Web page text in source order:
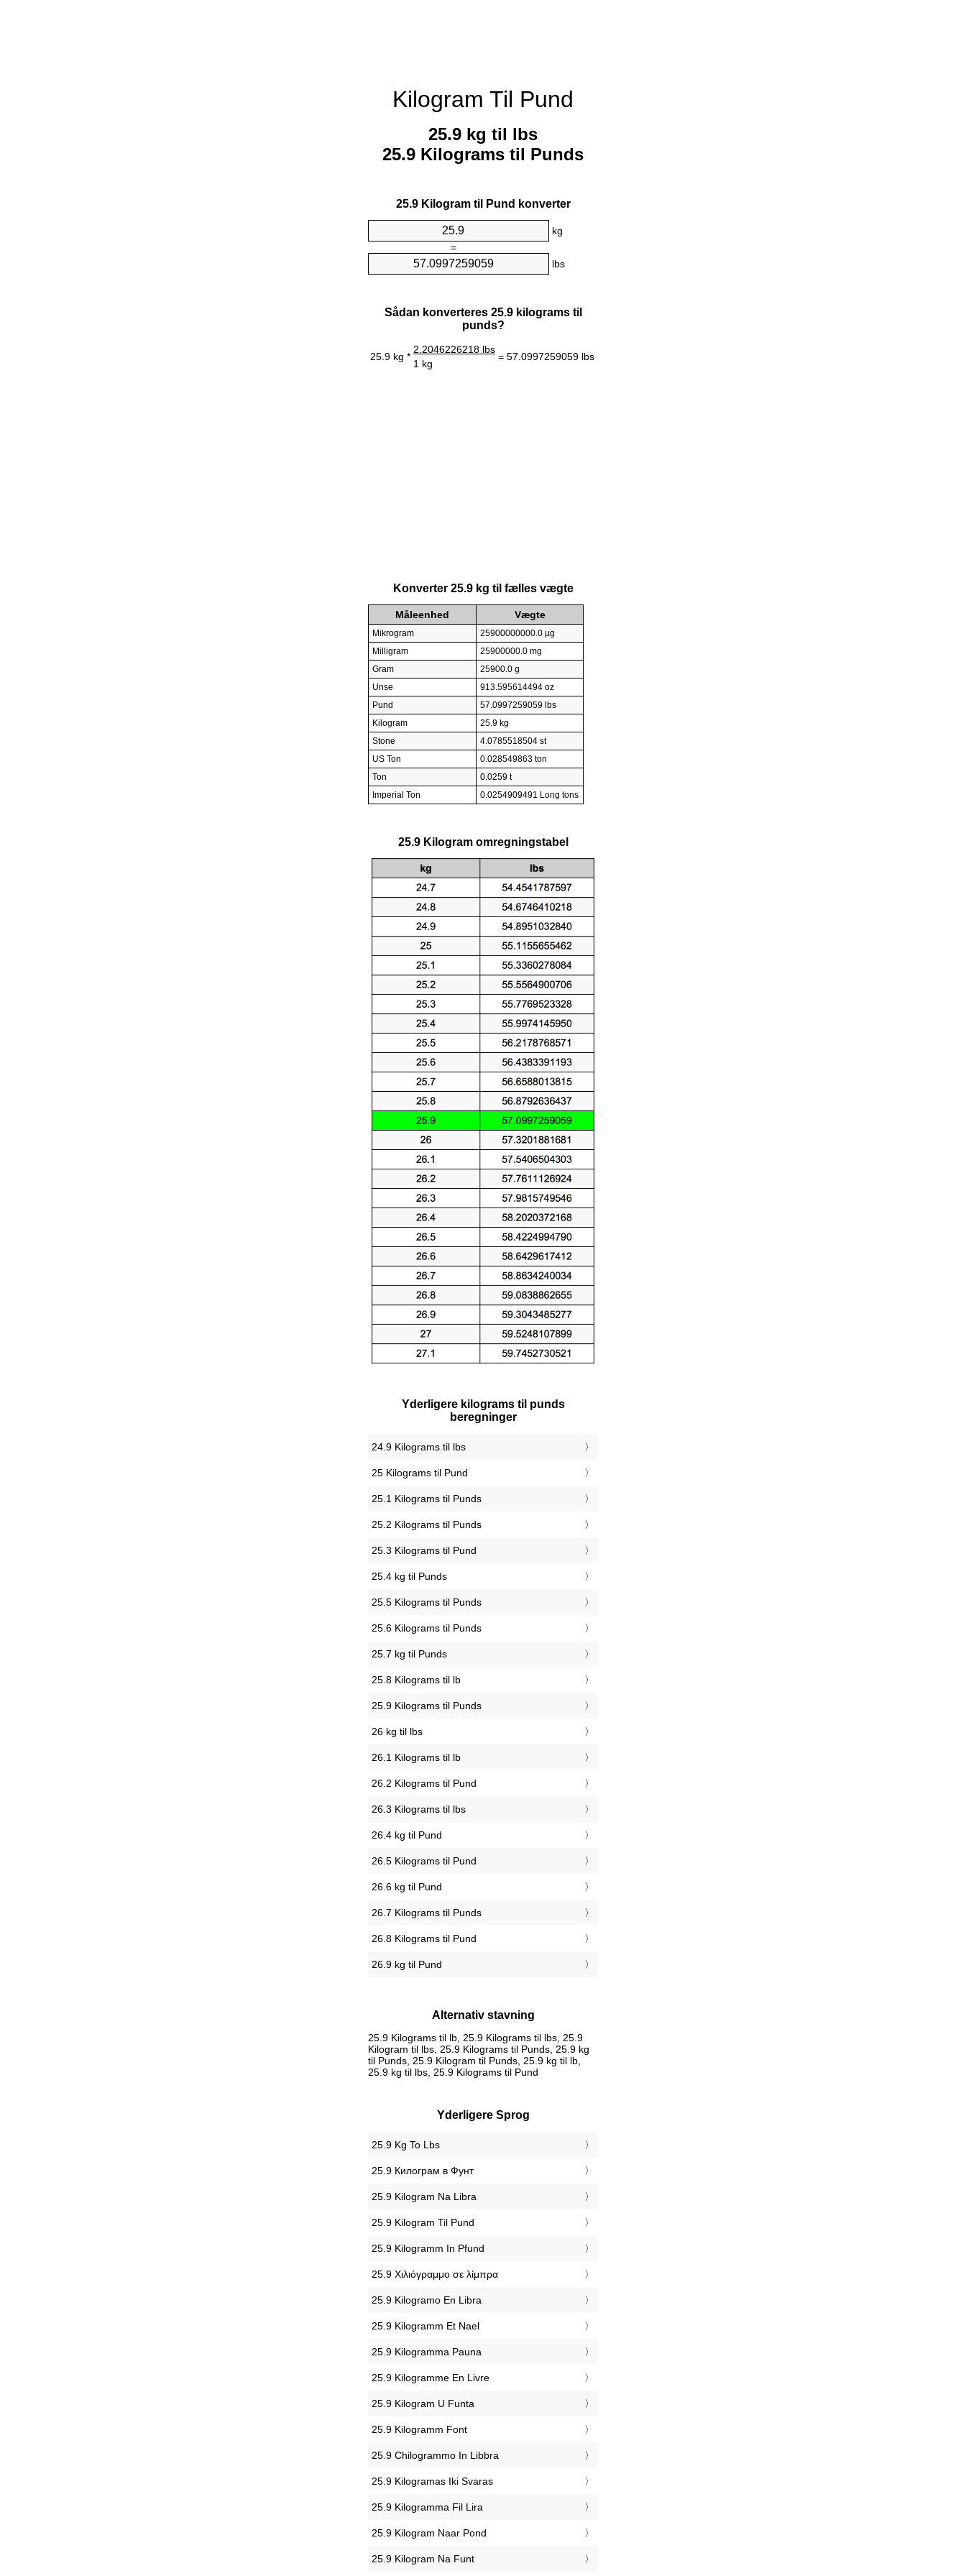
Kilogram Til Pund
25.9 kg til lbs
25.9 Kilograms til Punds
25.9 Kilogram til Pund konverter
kg
=
lbs
Sådan konverteres 25.9 kilograms til
punds?
25.9 kg *
2.2046226218 lbs
= 57.0997259059 lbs
1 kg
Konverter 25.9 kg til fælles vægte
Måleenhed Vægte
Mikrogram
25900000000.0 µg
Milligram
25900000.0 mg
Gram
25900.0 g
Unse
913.595614494 oz
Pund
57.0997259059 lbs
Kilogram
25.9 kg
Stone
4.0785518504 st
US Ton
0.028549863 ton
Ton
0.0259 t
Imperial Ton
0.0254909491 Long tons
25.9 Kilogram omregningstabel
Yderligere kilograms til punds
beregninger
24.9 Kilograms til lbs
25 Kilograms til Pund
25.1 Kilograms til Punds
25.2 Kilograms til Punds
25.3 Kilograms til Pund
25.4 kg til Punds
25.5 Kilograms til Punds
25.6 Kilograms til Punds
25.7 kg til Punds
25.8 Kilograms til lb
25.9 Kilograms til Punds
26 kg til lbs
26.1 Kilograms til lb
26.2 Kilograms til Pund
26.3 Kilograms til lbs
26.4 kg til Pund
26.5 Kilograms til Pund
26.6 kg til Pund
26.7 Kilograms til Punds
26.8 Kilograms til Pund
26.9 kg til Pund
Alternativ stavning
25.9 Kilograms til lb, 25.9 Kilograms til lbs, 25.9
Kilogram til lbs, 25.9 Kilograms til Punds, 25.9 kg
til Punds, 25.9 Kilogram til Punds, 25.9 kg til lb,
25.9 kg til lbs, 25.9 Kilograms til Pund
Yderligere Sprog
‎25.9 Kg To Lbs
‎25.9 Килограм в Фунт
‎25.9 Kilogram Na Libra
‎25.9 Kilogram Til Pund
‎25.9 Kilogramm In Pfund
‎25.9 Χιλιόγραμμο σε λίμπρα
‎25.9 Kilogramo En Libra
‎25.9 Kilogramm Et Nael
‎25.9 Kilogramma Pauna
‎25.9 Kilogramme En Livre
‎25.9 Kilogram U Funta
‎25.9 Kilogramm Font
‎25.9 Chilogrammo In Libbra
‎25.9 Kilogramas Iki Svaras
‎25.9 Kilogramma Fil Lira
‎25.9 Kilogram Naar Pond
‎25.9 Kilogram Na Funt